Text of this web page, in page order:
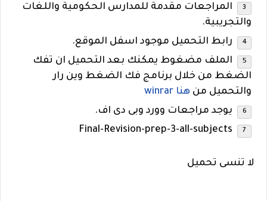
المراجعات مقدمة للمدارس الحكومية واللغات
والتجريبية.
رابط التحميل موجود اسفل الموقع.
الملف مضغوط يمكنك بعد التحميل ان تفك
الضغط من خلال برنامج فك الضغط وين رار
والتحميل من هنا winrar
يوجد مراجعات وورد وبى دى اف.
Final-Revision-prep-3-all-subjects
لا تنسى تحميل